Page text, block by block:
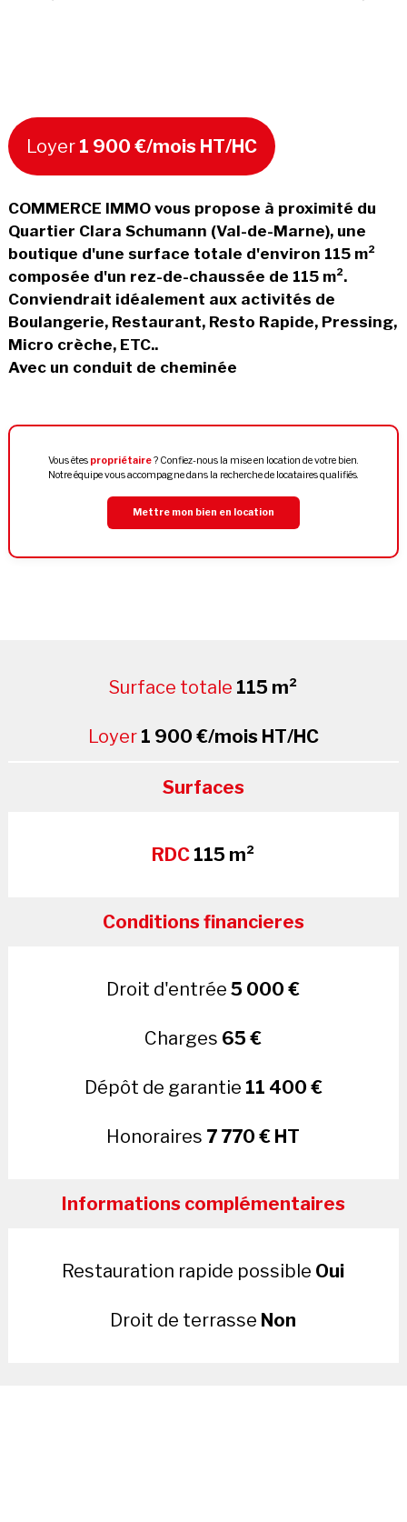
Loyer 1 900 €/mois HT/HC
COMMERCE IMMO vous propose à proximité du
Quartier Clara Schumann (Val-de-Marne), une
boutique d'une surface totale d'environ 115 m²
composée d'un rez-de-chaussée de 115 m².
Conviendrait idéalement aux activités de
Boulangerie, Restaurant, Resto Rapide, Pressing,
Micro crèche, ETC..
Avec un conduit de cheminée
Vous êtes propriétaire? Confiez-nous la mise en location de votre bien.
Notre équipe vous accompagne dans la recherche de locataires qualifiés.
Mettre mon bien en location
Surface totale 115 m²
Loyer 1 900 €/mois HT/HC
Surfaces
RDC 115 m²
Conditions financieres
Droit d'entrée5 000 €
Charges 65 €
Dépôt de garantie 11 400 €
Honoraires 7 770 € HT
Informations complémentaires
Restauration rapide possible Oui
Droit de terrasse Non